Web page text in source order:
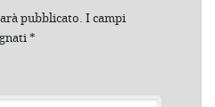
pubblicato. I campi
*